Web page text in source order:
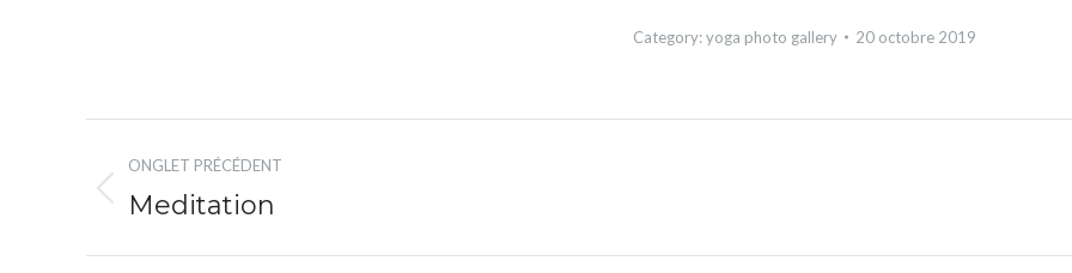
Category:yoga photo gallery 20 octobre 2019
Album
navigation
ONGLET PRÉCÉDENT
Previous
Meditation